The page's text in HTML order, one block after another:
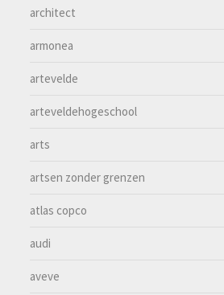
architect
armonea
artevelde
arteveldehogeschool
arts
artsen zonder grenzen
atlas copco
audi
aveve